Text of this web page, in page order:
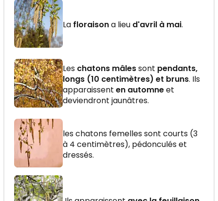
La floraisona lieu d'avril à mai.
Les chatons mâlessont pendants,
longs (10 centimètres) et bruns. Ils
apparaissent en automneet
deviendront jaunâtres.
les chatons femelles sont courts (3
à 4 centimètres), pédonculés et
dressés.